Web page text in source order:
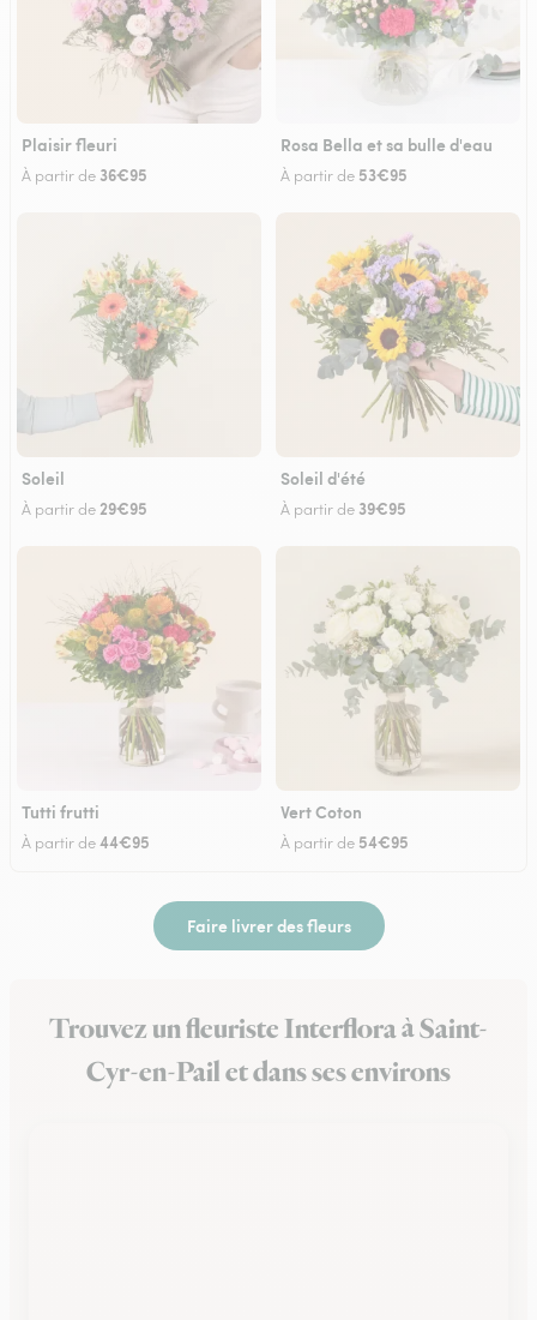
Plaisir fleuri
À partir de 36€95
Rosa Bella et sa bulle d'eau
À partir de 53€95
Soleil
À partir de29€95
Soleil d'été
À partir de 39€95
Tutti frutti
À partir de44€95
Vert Coton
À partir de 54€95
Faire livrer des fleurs
Trouvez un fleuriste Interflora à Saint-
Cyr-en-Pail et dans ses environs